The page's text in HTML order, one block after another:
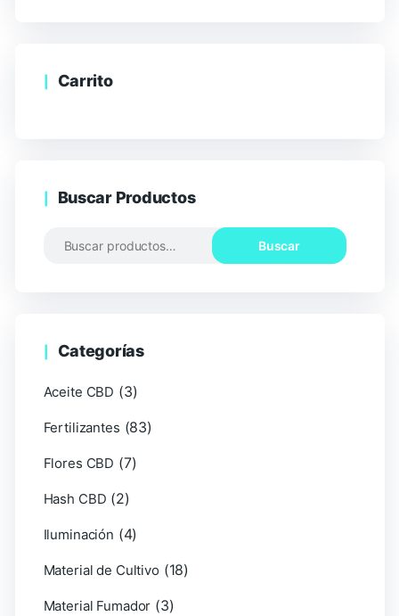
Carrito
Buscar Productos
Buscar
Categorías
Aceite CBD (3)
Fertilizantes (83)
Flores CBD (7)
Hash CBD (2)
Iluminación (4)
Material de Cultivo (18)
Material Fumador (3)